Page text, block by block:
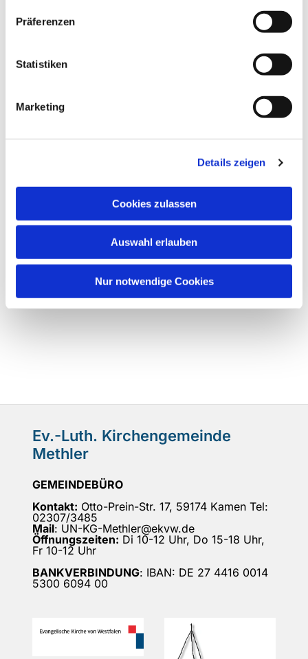
Präferenzen
Statistiken
Marketing
Details zeigen
Cookies zulassen
Auswahl erlauben
Nur notwendige Cookies
Ev.-Luth. Kirchengemeinde
Methler
GEMEINDEBÜRO
Kontakt: Otto-Prein-Str. 17, 59174 Kamen Tel:
02307/3485
Mail: UN-KG-Methler@ekvw.de
Öffnungszeiten: Di 10-12 Uhr, Do 15-18 Uhr,
Fr 10-12 Uhr
BANKVERBINDUNG: IBAN: DE 27 4416 0014
5300 6094 00